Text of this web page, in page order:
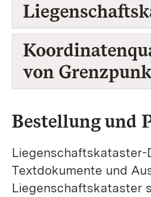
von
Bestellung und
Liegenschaftskataster-
Textdokumente und
Liegenschaftskataster